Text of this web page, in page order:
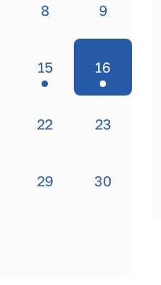
8 9
15 16
22 23
29 30